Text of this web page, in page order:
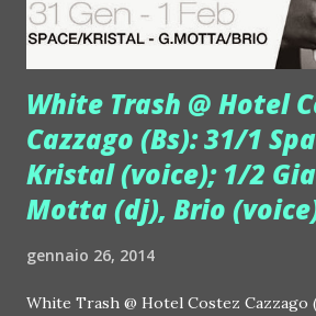
sabato notte ...
White Trash @ Hotel
Cazzago (Bs): 31/1
Kristal (voice); 1/2
Motta (dj), Brio
gennaio 26, 2014
White Trash @ Hotel Costez Cazzago